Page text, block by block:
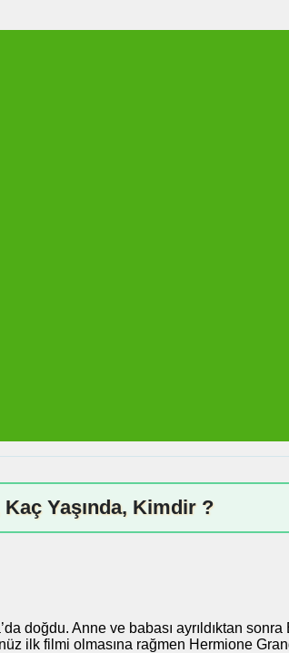
Yaşında, Kimdir ?
doğdu. Anne ve babası ayrıldıktan
ilk filmi olmasına rağmen Hermione